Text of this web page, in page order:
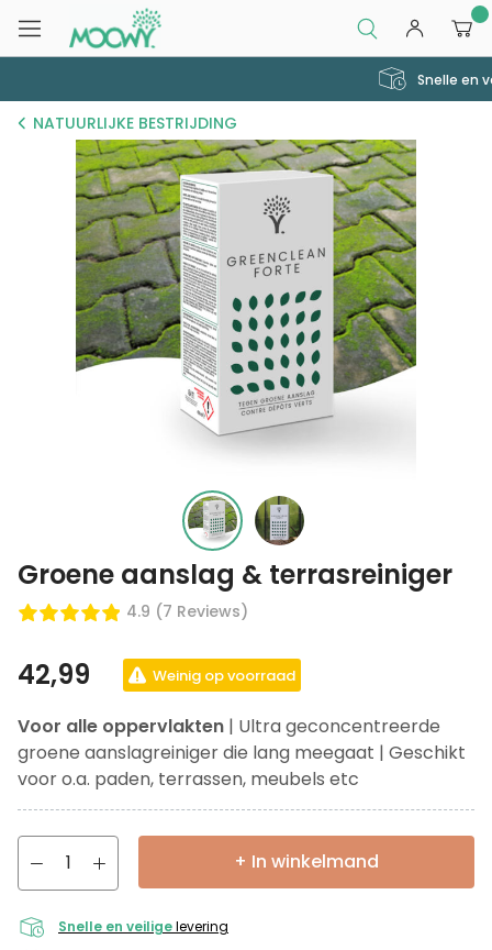
NATUURLIJKE BESTRIJDING
Groene aanslag & terrasreiniger
4.9 (7 Reviews)
42,99 Weinig op voorraad
Voor alle oppervlakten | Ultra geconcentreerde
groene aanslagreiniger die lang meegaat | Geschikt
voor o.a. paden, terrassen, meubels etc
+ In winkelmand
Snelle en veiligelevering